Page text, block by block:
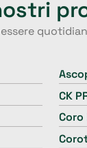
CK
Coro